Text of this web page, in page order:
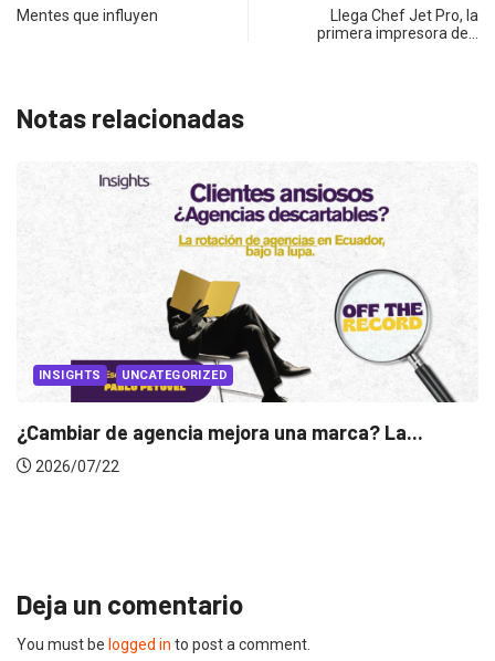
Mentes que influyen
Llega Chef Jet Pro, la
primera impresora de…
Notas relacionadas
La... INSIGHTS
Deja un comentario
You must be logged in to post a comment.